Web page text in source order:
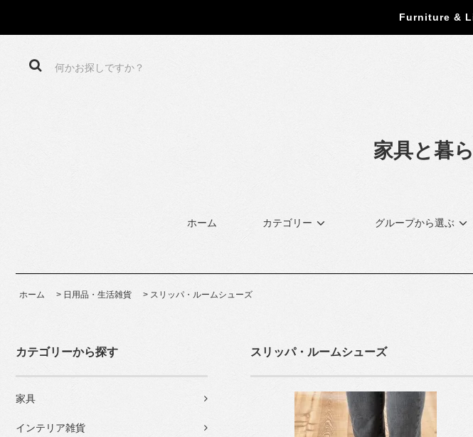
Furniture &
家具と暮
ホーム カテゴリー グループから選ぶ
ホーム > 日用品・生活雑貨 > スリッパ・ルームシューズ
カテゴリーから探す
家具
インテリア雑貨
スリッパ・ルームシューズ